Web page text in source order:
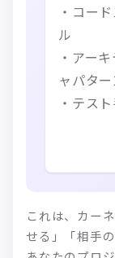
・コー
ル
・アー
ャパター
・テス
これは、カー
せる」「相手